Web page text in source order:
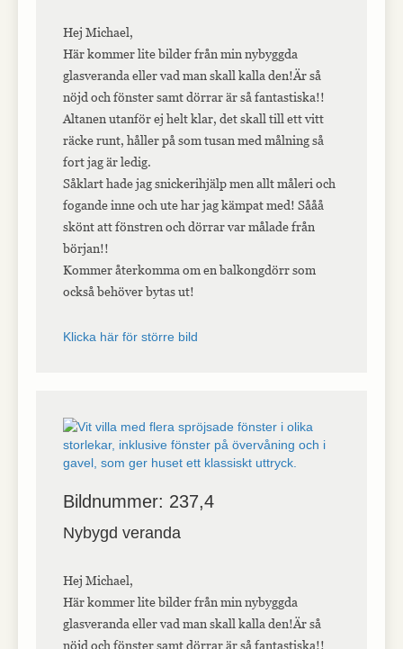
Hej Michael,
Här kommer lite bilder från min nybyggda
glasveranda eller vad man skall kalla den!Är så
nöjd och fönster samt dörrar är så fantastiska!!
Altanen utanför ej helt klar, det skall till ett vitt
räcke runt, håller på som tusan med målning så
fort jag är ledig.
Såklart hade jag snickerihjälp men allt måleri och
fogande inne och ute har jag kämpat med! Sååå
skönt att fönstren och dörrar var målade från
början!!
Kommer återkomma om en balkongdörr som
också behöver bytas ut!
Klicka här för större bild
Bildnummer: 237,4
Nybygd veranda
Hej Michael,
Här kommer lite bilder från min nybyggda
glasveranda eller vad man skall kalla den!Är så
nöjd och fönster samt dörrar är så fantastiska!!